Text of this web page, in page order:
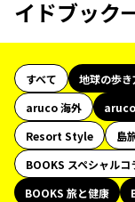
イドブック
すべて 地球の歩
aruco 海外
Resort Style
島
BOOKS スペシャルコ
BOOKS 旅と健康